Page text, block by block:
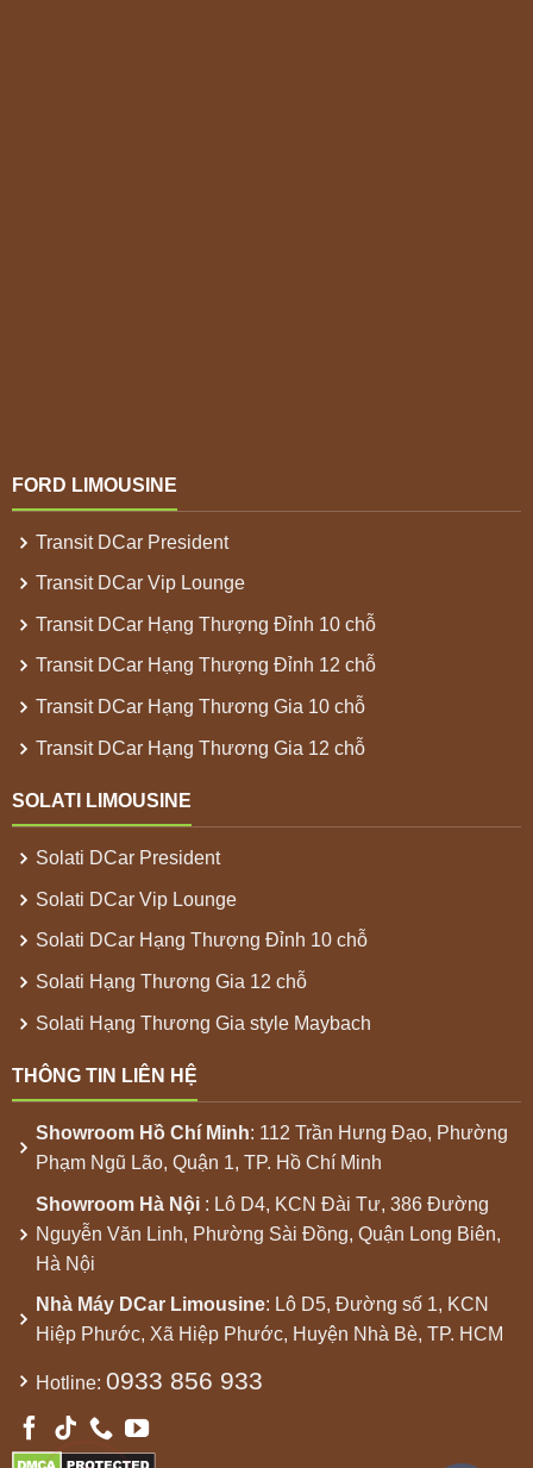
FORD LIMOUSINE
Transit DCar President
Transit DCar Vip Lounge
Transit DCar Hạng Thượng Đỉnh 10 chỗ
Transit DCar Hạng Thượng Đỉnh 12 chỗ
Transit DCar Hạng Thương Gia 10 chỗ
Transit DCar Hạng Thương Gia 12 chỗ
SOLATI LIMOUSINE
Solati DCar President
Solati DCar Vip Lounge
Solati DCar Hạng Thượng Đỉnh 10 chỗ
Solati Hạng Thương Gia 12 chỗ
Solati Hạng Thương Gia style Maybach
THÔNG TIN LIÊN HỆ
Showroom Hồ Chí Minh: 112 Trần Hưng Đạo, Phường
Phạm Ngũ Lão, Quận 1, TP. Hồ Chí Minh
Showroom Hà Nội: Lô D4, KCN Đài Tư, 386 Đường
Nguyễn Văn Linh, Phường Sài Đồng, Quận Long Biên,
Hà Nội
Nhà Máy DCar Limousine: Lô D5, Đường số 1, KCN
Hiệp Phước, Xã Hiệp Phước, Huyện Nhà Bè, TP. HCM
Hotline: 0933 856 933